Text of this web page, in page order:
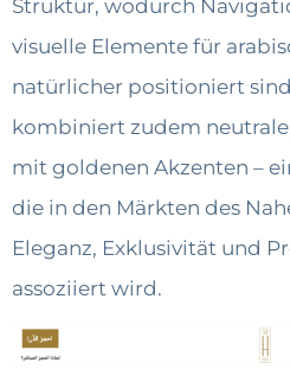
Struktur, wodurch
visuelle Elemente für
natürlicher positioniert
kombiniert zudem
mit goldenen Akzenten –
die in den Märkten des
Eleganz, Exklusivität und
assoziiert wird.